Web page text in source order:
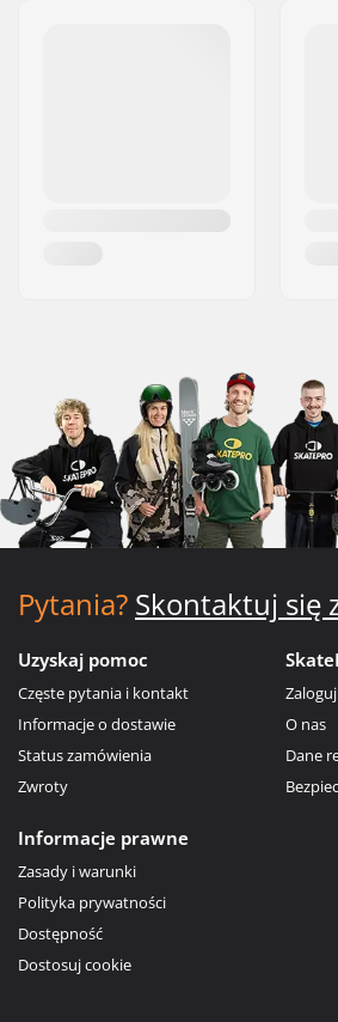
Pytania? Skontaktuj się
Uzyskaj pomoc
Częste pytania i kontakt
Informacje o dostawie
Status zamówienia
Zwroty
Zaloguj
O nas
Dane
Informacje prawne
Zasady i warunki
Polityka prywatności
Dostępność
Dostosuj cookie